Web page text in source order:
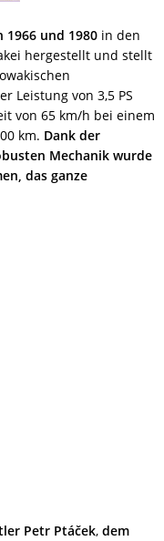
1966 und 1980 in den
hergestellt und stellt
Leistung von 3,5 PS
von 65 km/h bei einem
km. Dank der
Mechanik wurde
das ganze
Petr Ptáček, dem